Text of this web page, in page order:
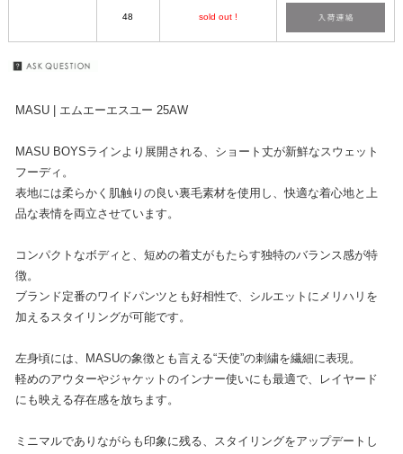
48 sold out !
MASU | エムエーエスユー 25AW
MASU BOYSラインより展開される、ショート丈が新鮮なスウェット
フーディ。
表地には柔らかく肌触りの良い裏毛素材を使用し、快適な着心地と上
品な表情を両立させています。
コンパクトなボディと、短めの着丈がもたらす独特のバランス感が特
徴。
ブランド定番のワイドパンツとも好相性で、シルエットにメリハリを
加えるスタイリングが可能です。
左身頃には、MASUの象徴とも言える“天使”の刺繍を繊細に表現。
軽めのアウターやジャケットのインナー使いにも最適で、レイヤード
にも映える存在感を放ちます。
ミニマルでありながらも印象に残る、スタイリングをアップデートし